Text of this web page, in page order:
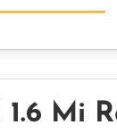
1.6 Mi